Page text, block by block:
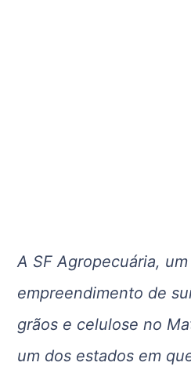
A SF Agropecuária,
empreendimento de
grãos e celulose no
um dos estados em